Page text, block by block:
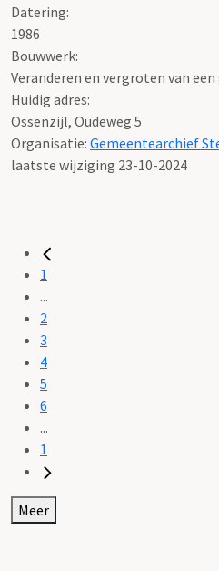
Datering:
1986
Bouwwerk:
Veranderen en vergroten van
Huidig adres:
Ossenzijl, Oudeweg 5
Organisatie: Gemeentearchief
laatste wijziging 23-10-2024
1
...
2
3
4
5
6
...
1
Meer